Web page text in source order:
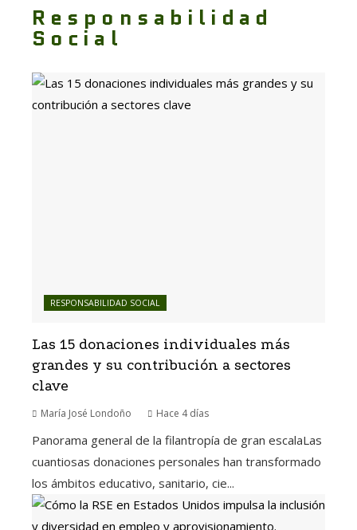
Responsabilidad
Social
RESPONSABILIDAD SOCIAL
Las 15 donaciones individuales más
grandes y su contribución a sectores
clave
María José Londoño Hace 4 días
Panorama general de la filantropía de gran escalaLas
cuantiosas donaciones personales han transformado
los ámbitos educativo, sanitario, cie...